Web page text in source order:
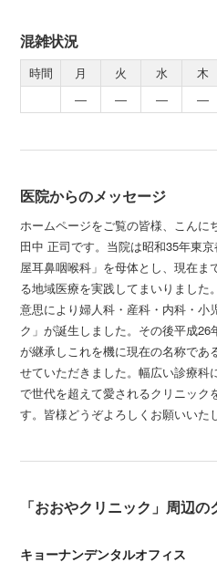
混雑状況
時間 月 火 水 木
―
― ― ―
医院からのメッセージ
ホームページをご覧の皆様、こんに
田中 正司です。当院は昭和35年東
屋耳鼻咽喉科」を母体とし、現在
る地域医療を実践してまいりました
意思により婦人科・産科・内科・小
ク」が誕生しました。その後平成
が継承しこれを機に現在の名称であ
せていただきました。幅広い診療科
で世代を超えて愛されるクリニック
す。皆様どうぞよろしくお願いいた
「おおやクリニック」周辺
キョーナンデンタルオフィス